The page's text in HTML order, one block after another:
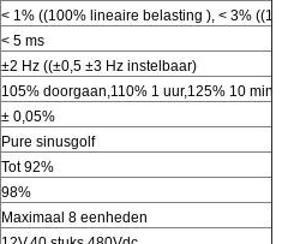
< 1% ((100% lineaire belasting ), < 3%
< 5 ms
±2 Hz ((±0,5 ±3 Hz instelbaar)
105% doorgaan,110% 1 uur,125% 10
± 0,05%
Pure sinusgolf
Tot 92%
98%
Maximaal 8 eenheden